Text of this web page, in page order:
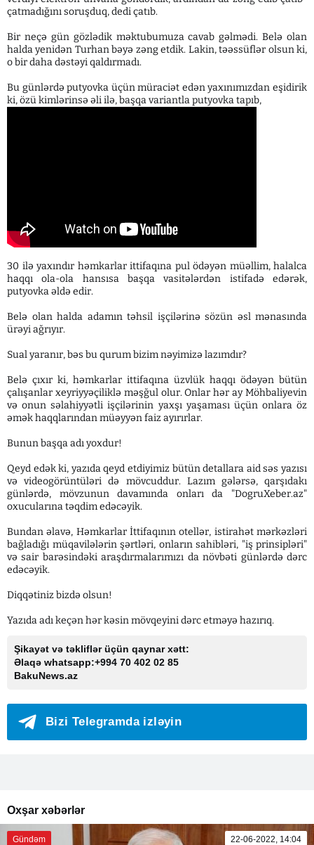
çatmadığını soruşduq, dedi çatıb.
Bir neçə gün gözlədik məktubumuza cavab gəlmədi. Belə olan
halda yenidən Turhan bəyə zəng etdik. Lakin, təəssüflər olsun ki,
o bir daha dəstəyi qaldırmadı.
Bu günlərdə putyovka üçün müraciət edən yaxınımızdan eşidirik
ki, özü kimlərinsə əli ilə, başqa variantla putyovka tapıb,
30 ilə yaxındır həmkarlar ittifaqına pul ödəyən müəllim, halalca
haqqı ola-ola hansısa başqa vasitələrdən istifadə edərək,
putyovka əldə edir.
Belə olan halda adamın təhsil işçilərinə sözün əsl mənasında
ürəyi ağrıyır.
Sual yaranır, bəs bu qurum bizim nəyimizə lazımdır?
Belə çıxır ki, həmkarlar ittifaqına üzvlük haqqı ödəyən bütün
çalışanlar xeyriyyəçiliklə məşğul olur. Onlar hər ay Möhbaliyevin
və onun səlahiyyətli işçilərinin yaxşı yaşaması üçün onlara öz
əmək haqqlarından müəyyən faiz ayırırlar.
Bunun başqa adı yoxdur!
Qeyd edək ki, yazıda qeyd etdiyimiz bütün detallara aid səs yazısı
və videogörüntüləri də mövcuddur. Lazım gələrsə, qarşıdakı
günlərdə, mövzunun davamında onları da "DogruXeber.az"
oxucularına təqdim edəcəyik.
Bundan əlavə, Həmkarlar İttifaqının otellər, istirahət mərkəzləri
bağladığı müqavilələrin şərtləri, onların sahibləri, "iş prinsipləri"
və sair barəsindəki araşdırmalarımızı da növbəti günlərdə dərc
edəcəyik.
Diqqətiniz bizdə olsun!
Yazıda adı keçən hər kəsin mövqeyini dərc etməyə hazırıq.
Şikayət və təkliflər üçün qaynar xətt:
Əlaqə whatsapp:+994 70 402 02 85
BakuNews.az
Bizi Telegramda izləyin
Oxşar xəbərlər
Gündəm 22-06-2022, 14:04